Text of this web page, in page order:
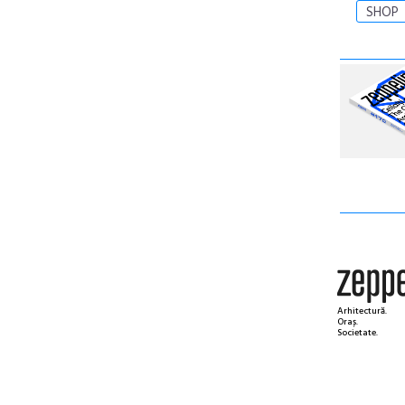
SHOP
Arhitectură.
Oraș.
Societate.